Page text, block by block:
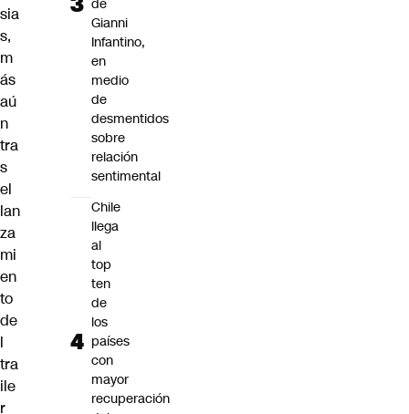
sia
s,
m
ás
aú
n
tra
s
el
lan
za
mi
en
to
de
l
tra
ile
r
de
Gianni
Infantino,
en
medio
de
desmentidos
sobre
relación
sentimental
Chile
llega
al
top
ten
de
los
países
con
mayor
recuperación